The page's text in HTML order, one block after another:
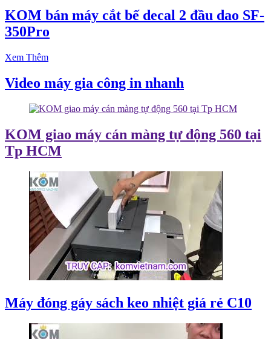
KOM bán máy cắt bế decal 2 đầu dao SF-
350Pro
Xem Thêm
Video máy gia công in nhanh
KOM giao máy cán màng tự động 560 tại
Tp HCM
Máy đóng gáy sách keo nhiệt giá rẻ C10